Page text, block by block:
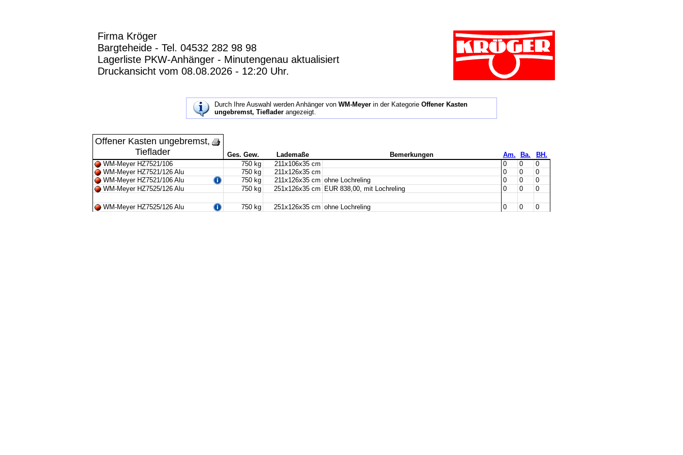
Firma Kröger
Bargteheide - Tel. 04532 282 98 98
Lagerliste PKW-Anhänger - Minutengenau aktualisiert
Druckansicht vom 08.08.2026 - 12:20 Uhr.
Durch Ihre Auswahl werden Anhänger von WM-Meyer in der Kategorie Offener Kasten
ungebremst, Tieflader angezeigt.
Offener Kasten ungebremst,
Tieflader
Ges. Gew. Lademaße Bemerkungen Am. Ba.
BH.
WM-Meyer HZ7521/106
750 kg 211x106x35 cm 0 0
0
WM-Meyer HZ7521/126 Alu
750 kg 211x126x35 cm 0 0
0
WM-Meyer HZ7521/106 Alu
750 kg 211x126x35 cm ohne Lochreling 0 0
0
WM-Meyer HZ7525/126 Alu
750 kg 251x126x35 cm EUR 838,00, mit Lochreling 0 0 0
WM-Meyer HZ7525/126 Alu 750 kg 251x126x35 cm ohne Lochreling 0 0 0